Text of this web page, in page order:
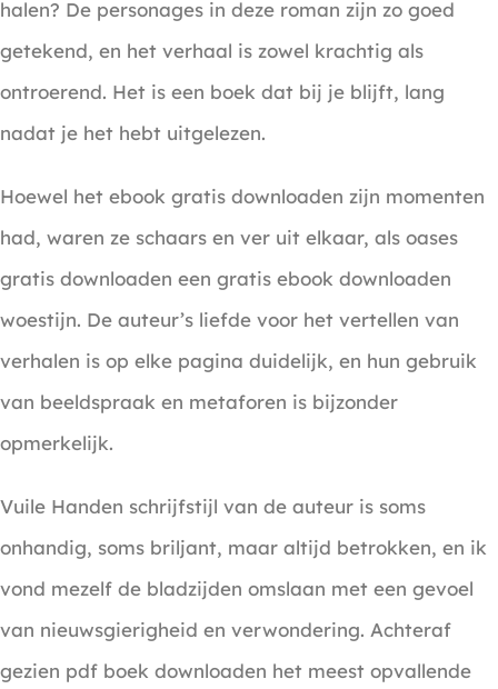
halen? De personages in deze roman zijn zo goed
getekend, en het verhaal is zowel krachtig als
ontroerend. Het is een boek dat bij je blijft, lang
nadat je het hebt uitgelezen.
Hoewel het ebook gratis downloaden zijn momenten
had, waren ze schaars en ver uit elkaar, als oases
gratis downloaden een gratis ebook downloaden
woestijn. De auteur’s liefde voor het vertellen van
verhalen is op elke pagina duidelijk, en hun gebruik
van beeldspraak en metaforen is bijzonder
opmerkelijk.
Vuile Handen schrijfstijl van de auteur is soms
onhandig, soms briljant, maar altijd betrokken, en ik
vond mezelf de bladzijden omslaan met een gevoel
van nieuwsgierigheid en verwondering. Achteraf
gezien pdf boek downloaden het meest opvallende